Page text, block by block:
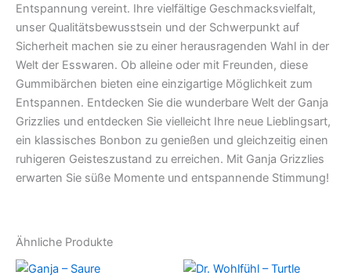
Entspannung vereint. Ihre vielfältige Geschmacksvielfalt,
unser Qualitätsbewusstsein und der Schwerpunkt auf
Sicherheit machen sie zu einer herausragenden Wahl in der
Welt der Esswaren. Ob alleine oder mit Freunden, diese
Gummibärchen bieten eine einzigartige Möglichkeit zum
Entspannen. Entdecken Sie die wunderbare Welt der Ganja
Grizzlies und entdecken Sie vielleicht Ihre neue Lieblingsart,
ein klassisches Bonbon zu genießen und gleichzeitig einen
ruhigeren Geisteszustand zu erreichen. Mit Ganja Grizzlies
erwarten Sie süße Momente und entspannende Stimmung!
Ähnliche Produkte